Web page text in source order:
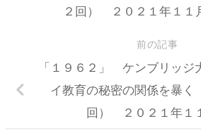
２回） ２０２１年１１
前の記事
「１９６２」 ケンブリッジ
イ教育の秘密の関係を暴く
回） ２０２１年１